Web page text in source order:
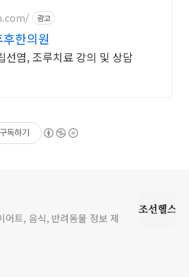
광고
한의원
선염, 조루치료 강의 및 상담
구독하기
어트, 음식, 반려동물 정보 제